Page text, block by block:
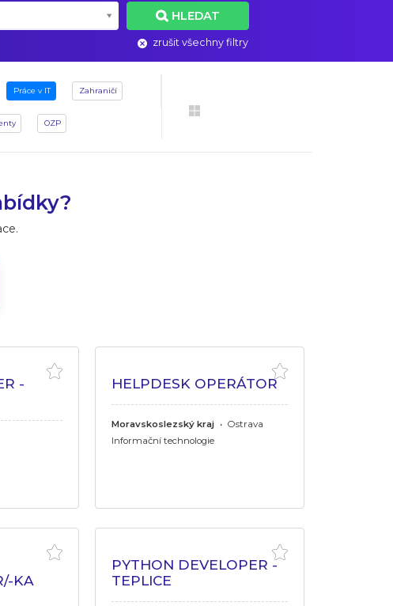
HLEDAT
zrušit všechny filtry
Práce v IT Zahraničí
OZP
-
HELPDESK OPERÁTOR
Moravskoslezský kraj • Ostrava
Informační technologie
KA
PYTHON DEVELOPER -
TEPLICE